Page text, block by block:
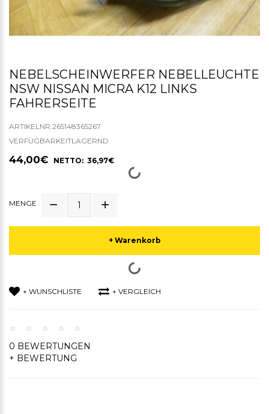
NEBELSCHEINWERFER NEBELLEUCHTE
NSW NISSAN MICRA K12 LINKS
FAHRERSEITE
ARTIKELNR.265148365267
VERFÜGBARKEITLAGERND
44,00€ NETTO: 36,97€
MENGE
+ Warenkorb
+ WUNSCHLISTE + VERGLEICH
0 BEWERTUNGEN
+ BEWERTUNG